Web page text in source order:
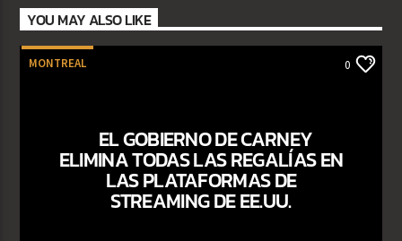
YOU MAY ALSO LIKE
MONTREAL 0
EL GOBIERNO DE CARNEY
ELIMINA TODAS LAS REGALÍAS EN
LAS PLATAFORMAS DE
STREAMING DE EE.UU.